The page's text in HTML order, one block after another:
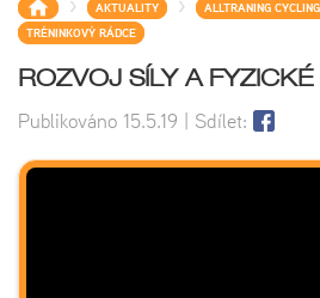
> AKTUALITY > ALLTRANING
TRÉNINKOVÝ RÁDCE
ROZVOJ SÍLY A
Publikováno 15.5.19 | Sdílet: